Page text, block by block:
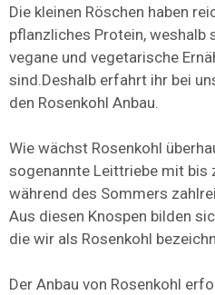
Die kleinen Röschen haben
pflanzliches Protein, weshalb
vegane und vegetarische
sind.Deshalb erfahrt ihr bei
den Rosenkohl Anbau.
Wie wächst Rosenkohl
sogenannte Leittriebe mit bis
während des Sommers
Aus diesen Knospen bilden
die wir als Rosenkohl
Der Anbau von Rosenkohl